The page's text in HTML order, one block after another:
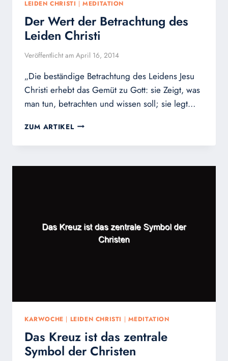
LEIDEN CHRISTI |MEDITATION
Der Wert der Betrachtung des
Leiden Christi
Veröffentlicht am April 16, 2014
„Die beständige Betrachtung des Leidens Jesu
Christi erhebt das Gemüt zu Gott: sie Zeigt, was
man tun, betrachten und wissen soll; sie legt…
ZUM ARTIKEL DER
DER
DES
KARWOCHE | LEIDEN CHRISTI | MEDITATION
Das Kreuz ist das zentrale
Symbol der Christen